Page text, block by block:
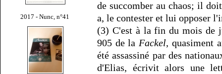
2017 - Nunc, n°41
de succomber au chaos; il
a, le contester et lui opposer
(3) C'est à la fin du mois de
905 de la Fackel, quasiment
été assassiné par des
d'Elias, écrivit alors une